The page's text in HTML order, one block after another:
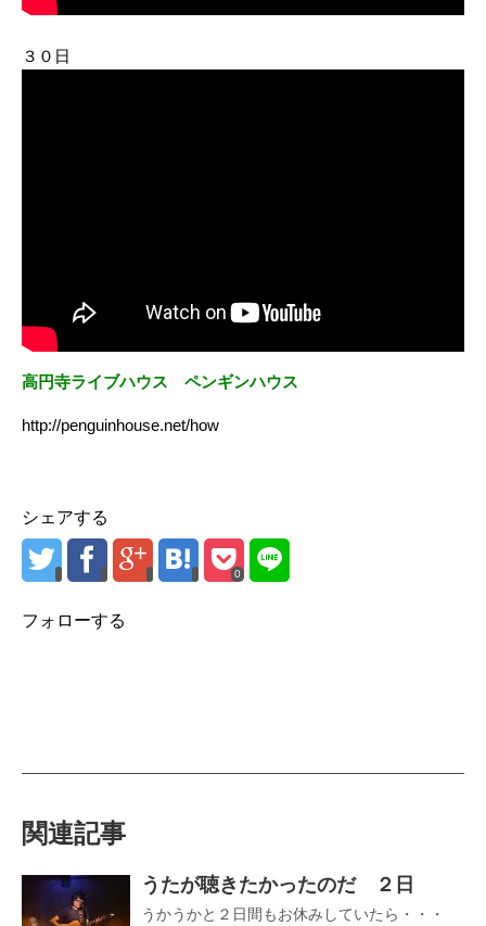
３０日
高円寺ライブハウス ペンギンハウス
http://penguinhouse.net/how
シェアする
0
フォローする
関連記事
うたが聴きたかったのだ ２日
うかうかと２日間もお休みしていたら・・・